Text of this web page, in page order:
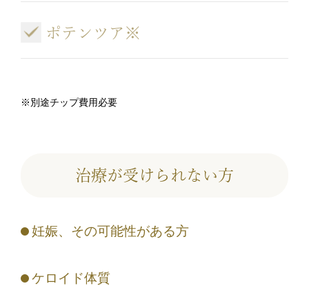
ポテンツア※
※別途チップ費用必要
治療が受けられない方
妊娠、その可能性がある方
ケロイド体質